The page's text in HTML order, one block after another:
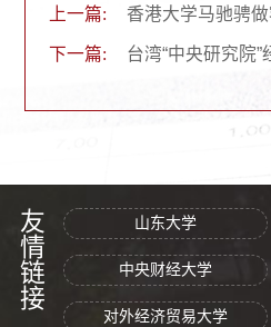
上一篇: 香港大学马驰骋
下一篇: 台湾“中央研究院”经济
友情链接 山东大学
中央财经大学
对外经济贸易大学